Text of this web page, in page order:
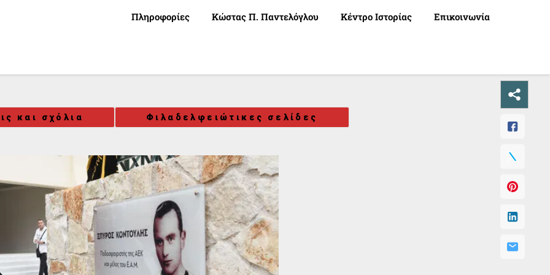
Πληροφορίες Κώστας Π. Παντελόγλου Κέντρο Ιστορίας Επικοινωνία
και σχόλια Φιλαδελφειώτικες σελίδες